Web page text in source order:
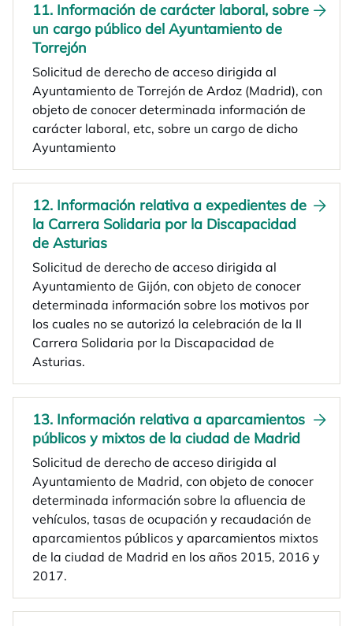
11. Información de carácter laboral, sobre
un cargo público del Ayuntamiento de
Torrejón
Solicitud de derecho de acceso dirigida al
Ayuntamiento de Torrejón de Ardoz (Madrid), con
objeto de conocer determinada información de
carácter laboral, etc, sobre un cargo de dicho
Ayuntamiento
12. Información relativa a expedientes de
la Carrera Solidaria por la Discapacidad
de Asturias
Solicitud de derecho de acceso dirigida al
Ayuntamiento de Gijón, con objeto de conocer
determinada información sobre los motivos por
los cuales no se autorizó la celebración de la II
Carrera Solidaria por la Discapacidad de
Asturias.
13. Información relativa a aparcamientos
públicos y mixtos de la ciudad de Madrid
Solicitud de derecho de acceso dirigida al
Ayuntamiento de Madrid, con objeto de conocer
determinada información sobre la afluencia de
vehículos, tasas de ocupación y recaudación de
aparcamientos públicos y aparcamientos mixtos
de la ciudad de Madrid en los años 2015, 2016 y
2017.